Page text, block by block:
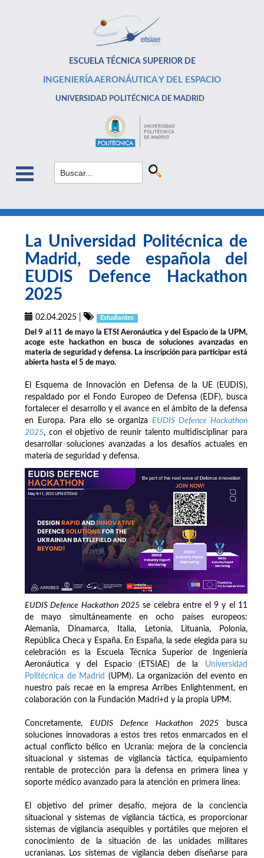
ESCUELA TÉCNICA SUPERIOR DE
INGENIERÍA AERONÁUTICA Y DEL ESPACIO
UNIVERSIDAD POLITÉCNICA DE MADRID
La Universidad Politécnica de
Madrid, sede española del
EUDIS Defence Hackathon
2025
02.04.2025 Estudiantes
Del 9 al 11 de mayo la ETSI Aeronáutica y del Espacio de la UPM,
acoge este hackathon en busca de soluciones avanzadas en
materia de seguridad y defensa. La inscripción para participar está
abierta hasta el 5 de mayo.
El Esquema de Innovación en Defensa de la UE (EUDIS),
respaldado por el Fondo Europeo de Defensa (EDF), busca
fortalecer el desarrollo y el avance en el ámbito de la defensa
en Europa. Para ello se organiza EUDIS Defence Hackathon
2025, con el objetivo de reunir talento multidisciplinar para
desarrollar soluciones avanzadas a los desafíos actuales en
materia de seguridad y defensa.
EUDIS Defence Hackathon 2025 se celebra entre el 9 y el 11
de mayo simultáneamente en ocho países europeos:
Alemania, Dinamarca, Italia, Letonia, Lituania, Polonia,
República Checa y España. En España, la sede elegida para su
celebración es la Escuela Técnica Superior de Ingeniería
Aeronáutica y del Espacio (ETSIAE) de la Universidad
Politécnica de Madrid (UPM). La organización del evento en
nuestro país recae en la empresa Arribes Enlightenment, en
colaboración con la Fundación Madri+d y la propia UPM.
Concretamente, EUDIS Defence Hackathon 2025 busca
soluciones innovadoras a estos tres retos enmarcados en el
actual conflicto bélico en Ucrania: mejora de la conciencia
situacional y sistemas de vigilancia táctica, equipamiento
rentable de protección para la defensa en primera línea y
soporte médico avanzado para la atención en primera línea.
El objetivo del primer desafío, mejora de la conciencia
situacional y sistemas de vigilancia táctica, es proporcionar
sistemas de vigilancia asequibles y portátiles que mejoren el
conocimiento de la situación de las unidades militares
ucranianas. Los sistemas de vigilancia deben diseñarse para